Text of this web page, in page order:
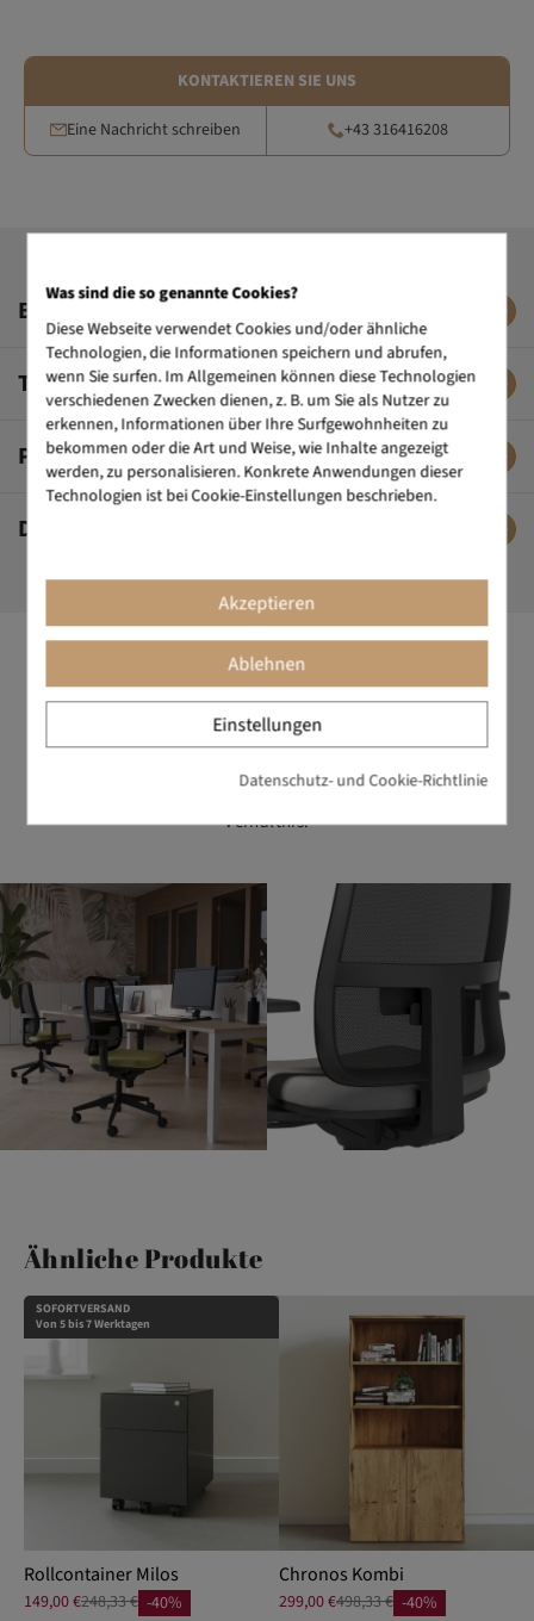
KONTAKTIEREN SIE UNS
Eine Nachricht schreiben +43 316416208
BESCHREIBUNG
TECHNISCHE DATEN
PFLEGE & REINIGUNG
DAS SAGEN UNSERE KUNDEN
DESIGN ALS MANTRA
Die Marke für Büromöbel mit dem gewissen Etwas. Design ist
unserer Markenzeichen. Wir schaffen Objekte, die Schönheit
und Nutzen perfekt vereinen. BIKKOM steht für erstklassiges
Büromöbeldesign mit ausgezeichnetem Preis-Leistungs-
Verhältnis.
Ähnliche Produkte
SOFORTVERSAND
Von 5 bis 7 Werktagen
Rollcontainer Milos
149,00 €248,33 € -40%
Chronos Kombi
299,00 €498,33 € -40%
Was sind die so genannte Cookies?
Diese Webseite verwendet Cookies und/oder ähnliche
Technologien, die Informationen speichern und abrufen,
wenn Sie surfen. Im Allgemeinen können diese Technologien
verschiedenen Zwecken dienen, z. B. um Sie als Nutzer zu
erkennen, Informationen über Ihre Surfgewohnheiten zu
bekommen oder die Art und Weise, wie Inhalte angezeigt
werden, zu personalisieren. Konkrete Anwendungen dieser
Technologien ist bei Cookie-Einstellungen beschrieben.
Akzeptieren
Ablehnen
Einstellungen
Datenschutz- und Cookie-Richtlinie